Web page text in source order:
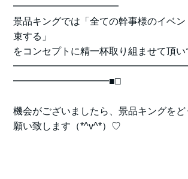
━━━━━━━━━━━
景品キングでは「全ての幹事様のイベ
束する」
をコンセプトに精一杯取り組ませて頂い
━━━━━━━━━━■□
機会がございましたら、景品キングを
願い致します（*^v^*）♡